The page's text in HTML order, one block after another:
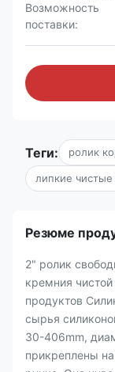
Возможность
поставки:
Теги: ролик
липкие
Резюме
2" ролик
кремния
продуктов
сырья
30-406mm,
прикреплены